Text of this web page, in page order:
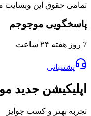
تمامی حقوق این وبسایت
پاسخگویی موجوجم
7 روز هفته ۲۴ ساعت
پشتیبانی
اپلیکیشن جدید
تجربه بهتر و کسب جوایز